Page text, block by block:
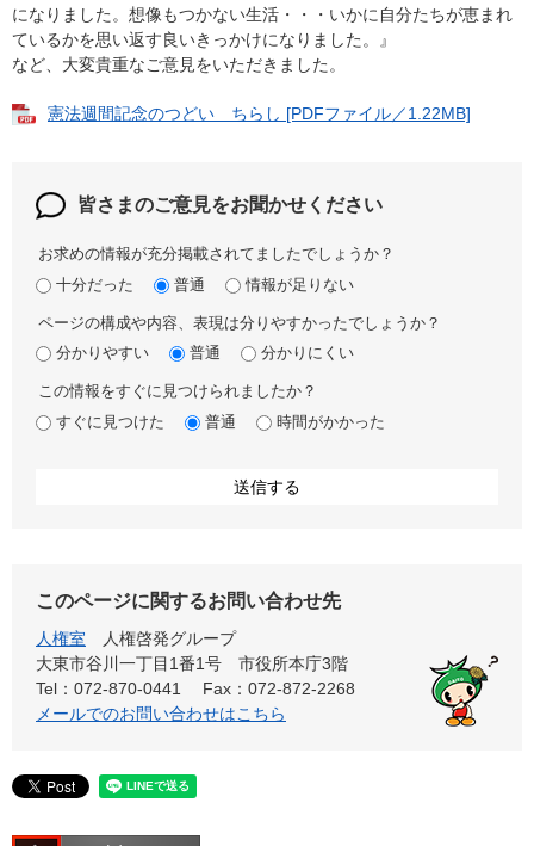
になりました。想像もつかない生活・・・いかに自分たちが恵まれ
ているかを思い返す良いきっかけになりました。』
など、大変貴重なご意見をいただきました。
憲法週間記念のつどい ちらし [PDFファイル／1.22MB]
皆さまのご意見をお聞かせください
お求めの情報が充分掲載されてましたでしょうか？
十分だった
普通 情報が足りない
ページの構成や内容、表現は分りやすかったでしょうか？
分かりやすい
普通 分かりにくい
この情報をすぐに見つけられましたか？
すぐに見つけた
普通 時間がかかった
このページに関するお問い合わせ先
人権室
人権啓発グループ
大東市谷川一丁目1番1号 市役所本庁3階
Tel：072-870-0441
Fax：072-872-2268
メールでのお問い合わせはこちら